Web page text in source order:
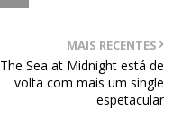
MAIS RECENTES
The Sea at Midnight está de
volta com mais um single
espetacular